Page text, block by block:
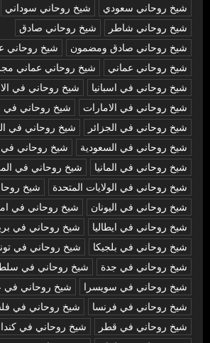
شيخ روحاني سعودي
شيخ روحاني سوداني
شيخ روحاني شاطر
شيخ روحاني صادق
شيخ روحاني صادق ومضمون
شيخ روحاني
شيخ روحاني عماني
شيخ روحاني عماني
شيخ روحاني في اسبانيا
شيخ روحاني في
شيخ روحاني في الامارات
شيخ روحاني في
شيخ روحاني في الجزائر
شيخ روحاني في
شيخ روحاني في السعودية
شيخ روحاني في
شيخ روحاني في المانيا
شيخ روحاني في
شيخ روحاني في الولايات المتحدة
شيخ
شيخ روحاني في اليونان
شيخ روحاني في
شيخ روحاني في ايطاليا
شيخ روحاني في
شيخ روحاني في بلجيكا
شيخ روحاني في
شيخ روحاني في جدة
شيخ روحاني في
شيخ روحاني في سويسرا
شيخ روحاني في
شيخ روحاني في فرنسا
شيخ روحاني في
شيخ روحاني في قطر
شيخ روحاني في كندا